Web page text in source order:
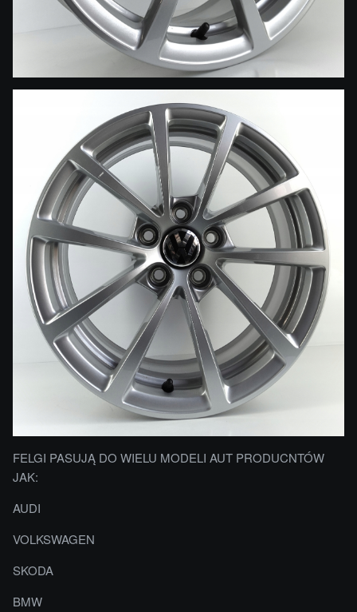
FELGI PASUJĄ DO WIELU MODELI AUT PRODUCNTÓW
JAK:
AUDI
VOLKSWAGEN
SKODA
BMW